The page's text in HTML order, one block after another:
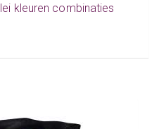
kleuren combinaties